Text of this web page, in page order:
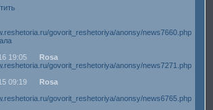
govorit_reshetoriya/anonsy/news7660.php
19:05
Rosa
govorit_reshetoriya/anonsy/news7271.php
09:19
Rosa
govorit_reshetoriya/anonsy/news6765.php